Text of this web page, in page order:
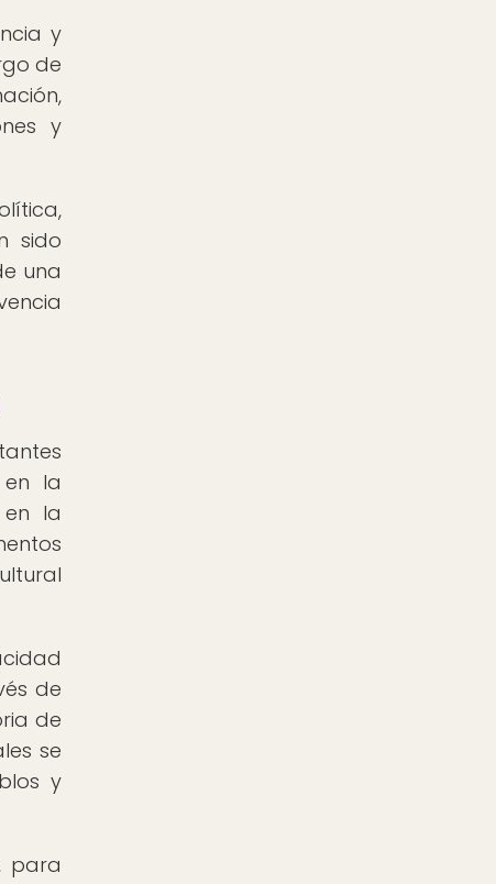
y
de
y
sido
una
la
la
de
de
se
y
para